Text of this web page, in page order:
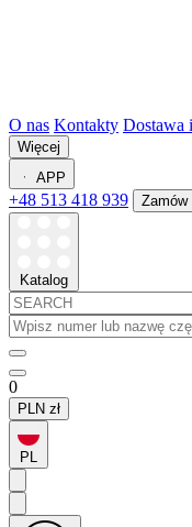
O nas Kontakty Dostawa
Więcej
APP
+48 513 418 939 Zamów
Katalog
0
PLN zł
PL